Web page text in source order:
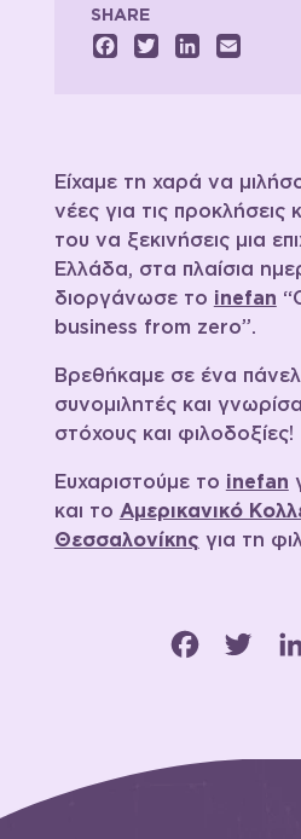
SHARE
FacebookTwitterLinkedIn
Είχαμε τη χαρά να
νέες για τις προκλήσεις
του να ξεκινήσεις μια
Ελλάδα, στα πλαίσια
διοργάνωσε το inefan
business from zero”.
Βρεθήκαμε σε ένα πάνελ
συνομιλητές και
στόχους και φιλοδοξίες!
Ευχαριστούμε το inefan
και το Αμερικανικό
Θεσσαλονίκης για τη
Facebook